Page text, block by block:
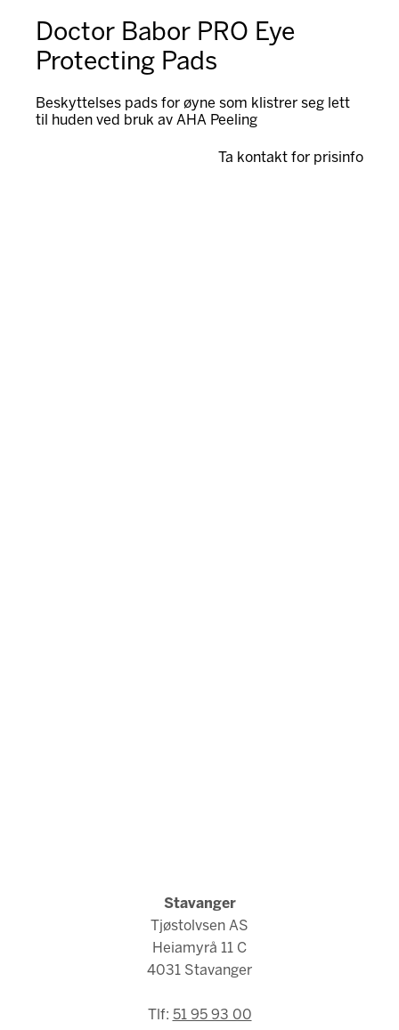
Doctor Babor PRO Eye
Protecting Pads
Beskyttelses pads for øyne som klistrer seg lett
til huden ved bruk av AHA Peeling
Ta kontakt for prisinfo
Stavanger
Tjøstolvsen AS
Heiamyrå 11 C
4031 Stavanger
Tlf: 51 95 93 00